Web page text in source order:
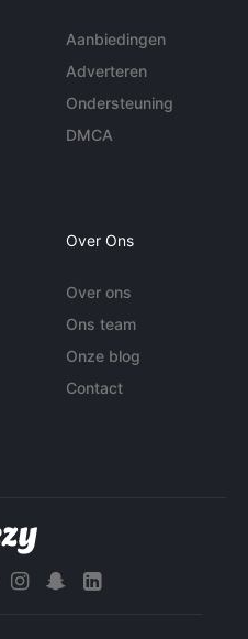
Aanbiedingen
Adverteren
Ondersteuning
DMCA
Over Ons
Over ons
Ons team
Onze blog
Contact